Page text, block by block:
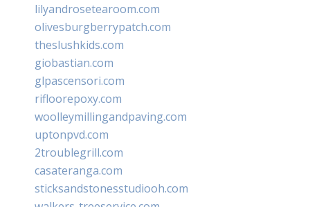
lilyandrosetearoom.com
olivesburgberrypatch.com
theslushkids.com
giobastian.com
glpascensori.com
rifloorepoxy.com
woolleymillingandpaving.com
uptonpvd.com
2troublegrill.com
casateranga.com
sticksandstonesstudiooh.com